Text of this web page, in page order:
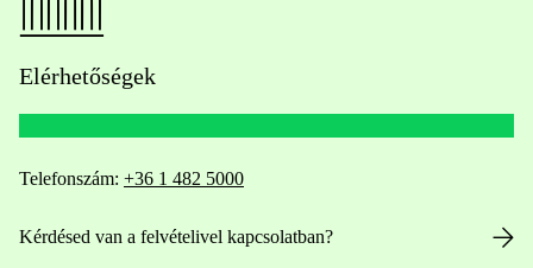
Elérhetőségek
Telefonszám: +36 1 482 5000
Kérdésed van a felvételivel kapcsolatban?